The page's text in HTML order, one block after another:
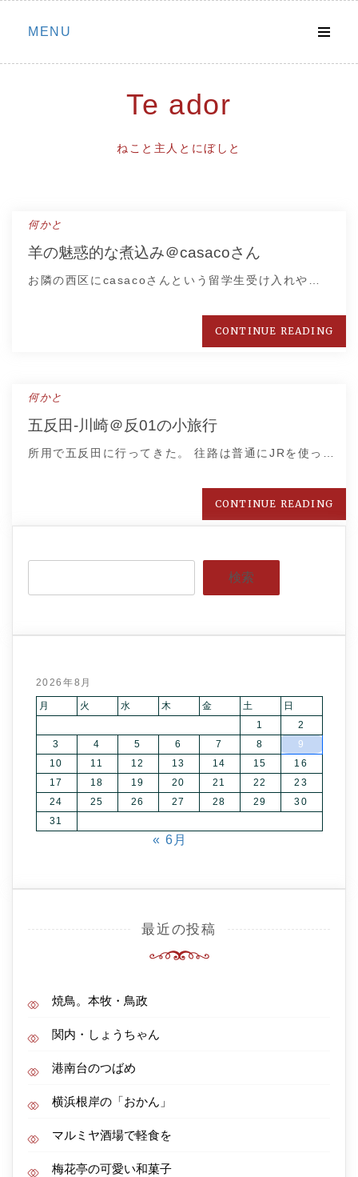
Skip
MENU
Te ador
ねこと主人とにぼしと
何かと
羊の魅惑的な煮込み＠casacoさん
お隣の西区にcasacoさんという留学生受け入れや…
CONTINUE READING
何かと
五反田-川崎＠反01の小旅行
所用で五反田に行ってきた。 往路は普通にJRを使っ…
CONTINUE READING
検索
2026年8月
月 火 水 木 金 土
日
1
2
3
4 5 6 7 8
9
10
11 12 13 14 15
16
17
18 19 20 21 22
23
24
25 26 27 28 29
30
31
« 6月
最近の投稿
焼鳥。本牧・鳥政
関内・しょうちゃん
港南台のつばめ
横浜根岸の「おかん」
マルミヤ酒場で軽食を
梅花亭の可愛い和菓子